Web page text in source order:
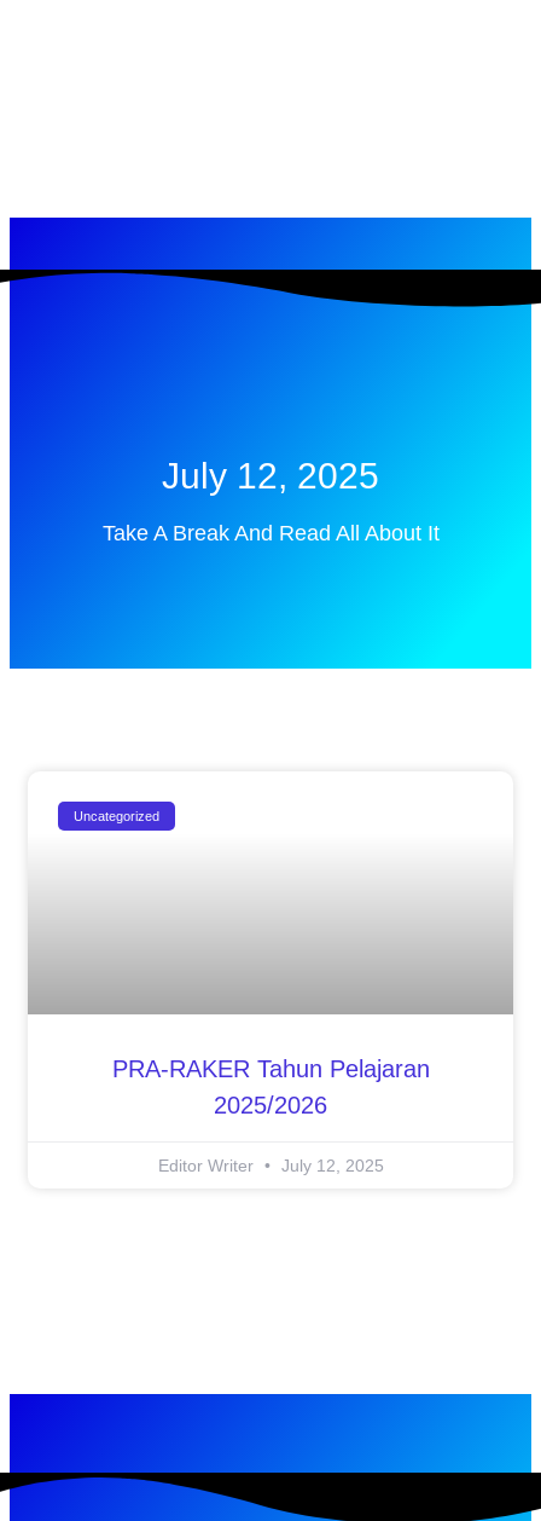
July 12, 2025
Take A Break And Read All About It
Uncategorized
PRA-RAKER Tahun Pelajaran
2025/2026
Editor Writer July 12, 2025